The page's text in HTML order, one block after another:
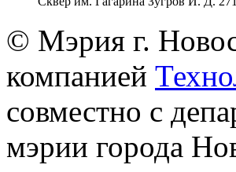
© Мэрия г.
компанией
совместно с
мэрии города